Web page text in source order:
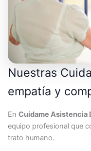
Nuestras
empatía y
En Cuidame Asistencia
equipo profesional que
trato humano.